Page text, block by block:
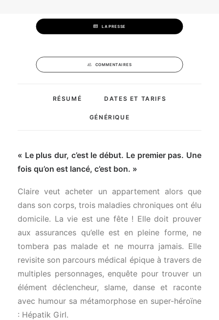
LA PRESSE
COMMENTAIRES
RÉSUMÉ DATES ET TARIFS
GÉNÉRIQUE
« Le plus dur, c’est le début. Le premier pas. Une
fois qu’on est lancé, c’est bon. »
Claire veut acheter un appartement alors que
dans son corps, trois maladies chroniques ont élu
domicile. La vie est une fête ! Elle doit prouver
aux assurances qu’elle est en pleine forme, ne
tombera pas malade et ne mourra jamais. Elle
revisite son parcours médical épique à travers de
multiples personnages, enquête pour trouver un
élément déclencheur, slame, danse et raconte
avec humour sa métamorphose en super-héroïne
: Hépatik Girl.